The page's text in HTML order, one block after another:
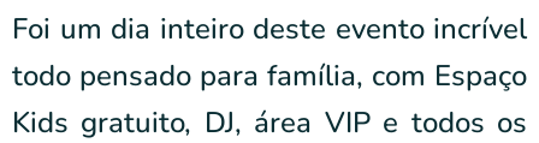
Foi um dia inteiro deste evento incrível
todo pensado para família, com Espaço
Kids gratuito, DJ, área VIP e todos os